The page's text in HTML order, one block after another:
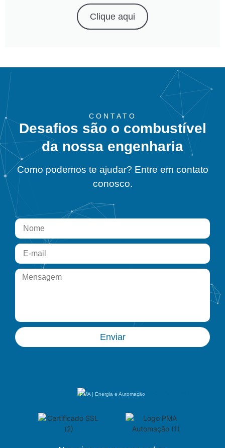
Clique aqui
CONTATO
Desafios são o combustível
da nossa engenharia
Como podemos te ajudar? Entre em contato
conosco.
Enviar
PMA | Energia e Automação